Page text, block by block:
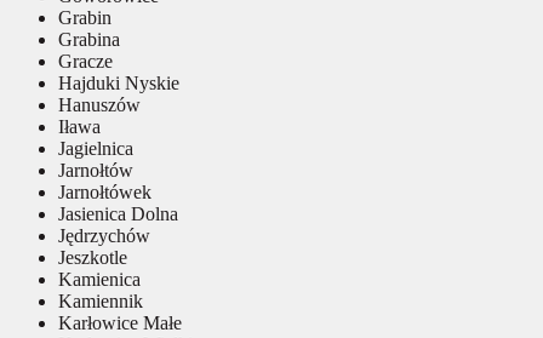
Grabin
Grabina
Gracze
Hajduki Nyskie
Hanuszów
Iława
Jagielnica
Jarnołtów
Jarnołtówek
Jasienica Dolna
Jędrzychów
Jeszkotle
Kamienica
Kamiennik
Karłowice Małe